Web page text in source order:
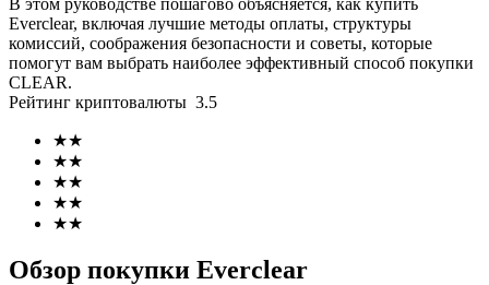
USDT-фьючерсы
Фьючерсы с использованием USDT в качестве
обеспечения
Everclear, включая лучшие методы оплаты, структуры
комиссий, соображения безопасности и советы, которые
помогут вам выбрать наиболее эффективный способ покупки
CLEAR.
Рейтинг криптовалюты 3.5
★★
★★
★★
★★
★★
Обзор покупки Everclear